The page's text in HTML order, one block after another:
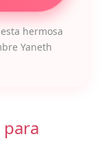
hermosa
Yaneth